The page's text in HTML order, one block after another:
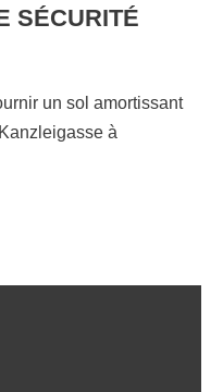
SÉCURITÉ
un sol amortissant
à